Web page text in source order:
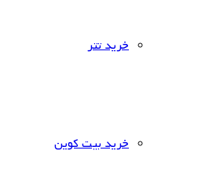
خرید تتر
خرید بیت کوین